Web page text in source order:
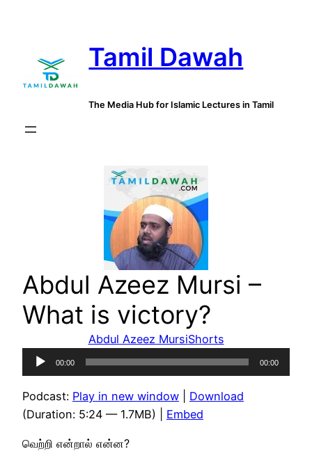
Tamil Dawah
The Media Hub for Islamic Lectures in Tamil
Abdul Azeez Mursi –
What is victory?
Abdul Azeez MursiShorts
Audio
Player
00:00 00:00
Podcast: Play in new window
Download
(Duration: 5:24 — 1.7MB) | Embed
வெற்றி என்றால் என்ன?